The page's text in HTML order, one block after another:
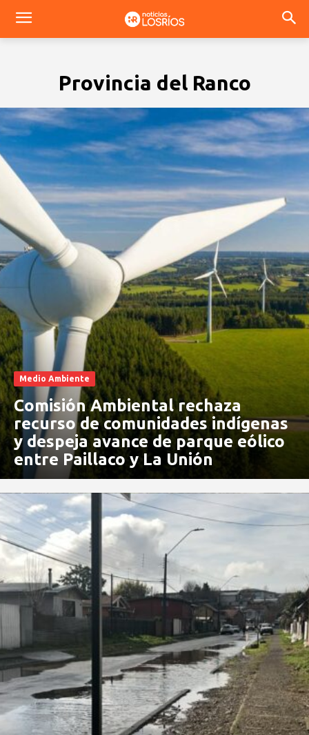
Provincia del Ranco
Medio Ambiente
Comisión Ambiental rechaza
recurso de comunidades indígenas
y despeja avance de parque eólico
entre Paillaco y La Unión